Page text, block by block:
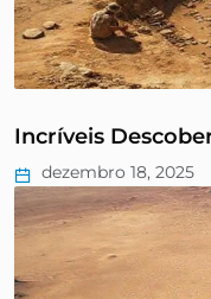
Incríveis
dezembro 18, 2025